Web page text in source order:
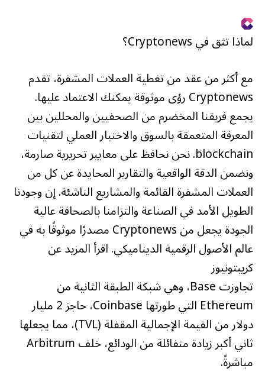
لماذا تثق في Cryptonews؟
مع أكثر من عقد من تغطية العملات المشفرة، تقدم
Cryptonews رؤى موثوقة يمكنك الاعتماد عليها.
يجمع فريقنا المخضرم من الصحفيين والمحللين بين
المعرفة المتعمقة بالسوق والاختبار العملي لتقنيات
blockchain. نحن نحافظ على معايير تحريرية صارمة،
ونضمن الدقة الواقعية والتقارير المحايدة عن كل من
العملات المشفرة القائمة والمشاريع الناشئة. إن وجودنا
الطويل الأمد في الصناعة والتزامنا بالصحافة عالية
الجودة يجعل من Cryptonews مصدرًا موثوقًا به في
عالم الأصول الرقمية الديناميكي. اقرأ المزيد عن
كريبتونيوز
تجاوزت Base، وهي شبكة الطبقة الثانية من
Ethereum التي طورتها Coinbase، حاجز 2 مليار
دولار من القيمة الإجمالية المقفلة (TVL)، مما يجعلها
ثاني أكبر زيادة متفائلة من الودائع، خلف Arbitrum
مباشرةً.